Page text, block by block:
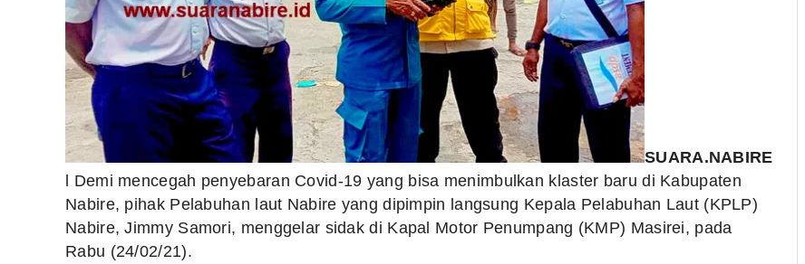
SUARA.NABIRE
l Demi mencegah penyebaran Covid-19 yang bisa menimbulkan klaster baru di Kabupaten
Nabire, pihak Pelabuhan laut Nabire yang dipimpin langsung Kepala Pelabuhan Laut (KPLP)
Nabire, Jimmy Samori, menggelar sidak di Kapal Motor Penumpang (KMP) Masirei, pada
Rabu (24/02/21).